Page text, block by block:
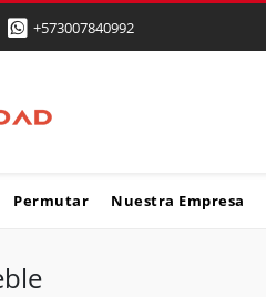
+573007840992
Permutar Nuestra Empresa